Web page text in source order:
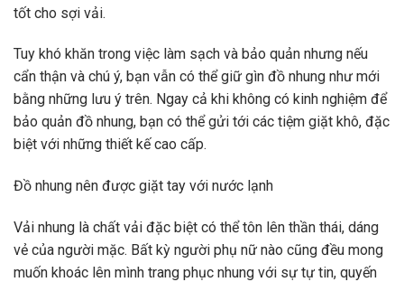
tốt cho sợi vải.
Tuy khó khăn trong việc làm sạch và bảo quản nhưng nếu
cẩn thận và chú ý, bạn vẫn có thể giữ gìn đồ nhung như mới
bằng những lưu ý trên. Ngay cả khi không có kinh nghiệm để
bảo quản đồ nhung, bạn có thể gửi tới các tiệm giặt khô, đặc
biệt với những thiết kế cao cấp.
Đồ nhung nên được giặt tay với nước lạnh
Vải nhung là chất vải đặc biệt có thể tôn lên thần thái, dáng
vẻ của người mặc. Bất kỳ người phụ nữ nào cũng đều mong
muốn khoác lên mình trang phục nhung với sự tự tin, quyến